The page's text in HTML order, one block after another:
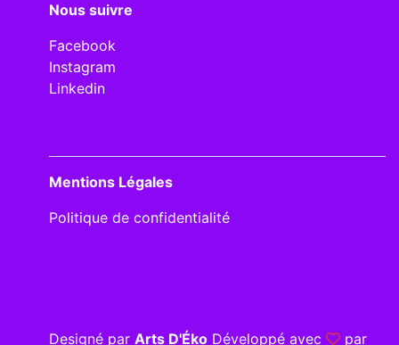
Nous suivre
Facebook
Instagram
Linkedin
Mentions Légales
Politique de confidentialité
Designé par Arts D'Éko Développé avec par